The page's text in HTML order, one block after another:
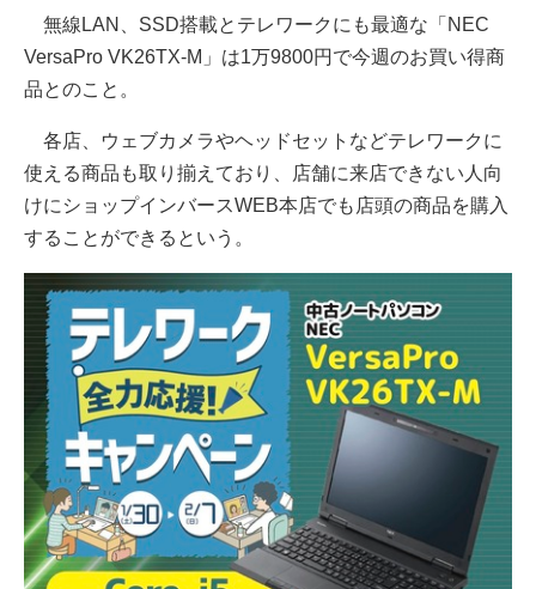
無線LAN、SSD搭載とテレワークにも最適な「NEC
VersaPro VK26TX-M」は1万9800円で今週のお買い得商
品とのこと。
各店、ウェブカメラやヘッドセットなどテレワークに
使える商品も取り揃えており、店舗に来店できない人向
けにショップインバースWEB本店でも店頭の商品を購入
することができるという。